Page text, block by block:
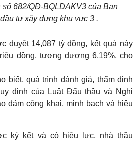
số 682/QĐ-BQLDAKV3 của Ban
tư xây dựng khu vực 3 .
duyệt 14,087 tỳ đồng, kết quả này
đồng, tương đương 6,19%, cho
biết, quá trình đánh giá, thẩm định
định của Luật Đấu thầu và Nghị
đảm công khai, minh bạch và hiệu
ký kết và có hiệu lực, nhà thầu